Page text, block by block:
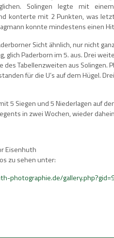
Solingen legte mit
konterte mit 2 Punkten, was
konnte mindestens einen
Sicht ähnlich, nur nicht
glich Paderborn im 5. aus. Drei
des Tabellenzweiten aus Solingen.
für die U’s auf dem Hügel.
5 Siegen und 5 Niederlagen auf
in zwei Wochen, wieder
Eisenhuth
zu sehen unter:
photographie.de/